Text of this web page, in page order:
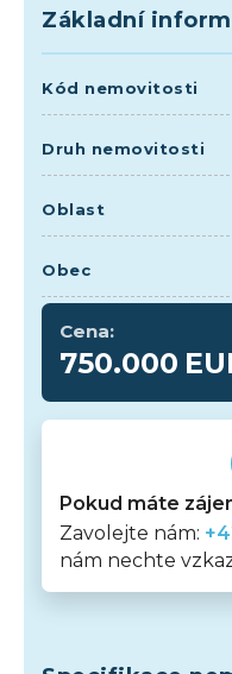
Základní
Kód nemovitosti
Druh nemovitosti
Oblast
Obec
Cena:
750.000
Pokud máte
Zavolejte nám:
nám nechte